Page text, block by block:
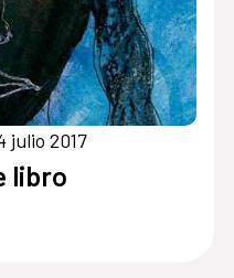
julio 2017
libro